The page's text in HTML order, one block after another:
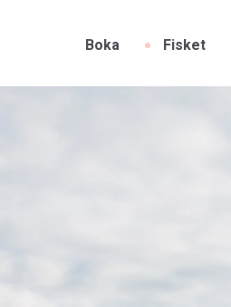
Boka Fisket